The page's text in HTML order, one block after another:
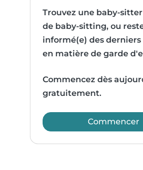
Trouvez une baby-
de baby-sitting, ou
informé(e) des derniers
en matière de garde
Commencez dès
gratuitement.
Commencer